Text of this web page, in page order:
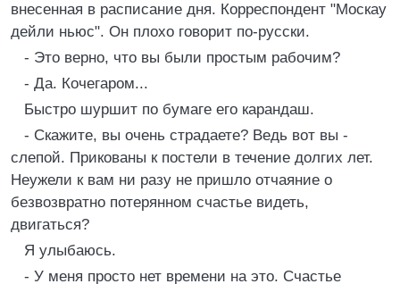
внесенная в расписание дня. Корреспондент "Москау
дейли ньюс". Он плохо говорит по-русски.
- Это верно, что вы были простым рабочим?
- Да. Кочегаром...
Быстро шуршит по бумаге его карандаш.
- Скажите, вы очень страдаете? Ведь вот вы -
слепой. Прикованы к постели в течение долгих лет.
Неужели к вам ни разу не пришло отчаяние о
безвозвратно потерянном счастье видеть,
двигаться?
Я улыбаюсь.
- У меня просто нет времени на это. Счастье